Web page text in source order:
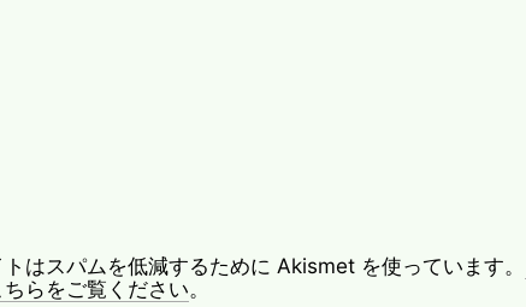
トはスパムを低減するために Akismet を使っています。
らをご覧ください。